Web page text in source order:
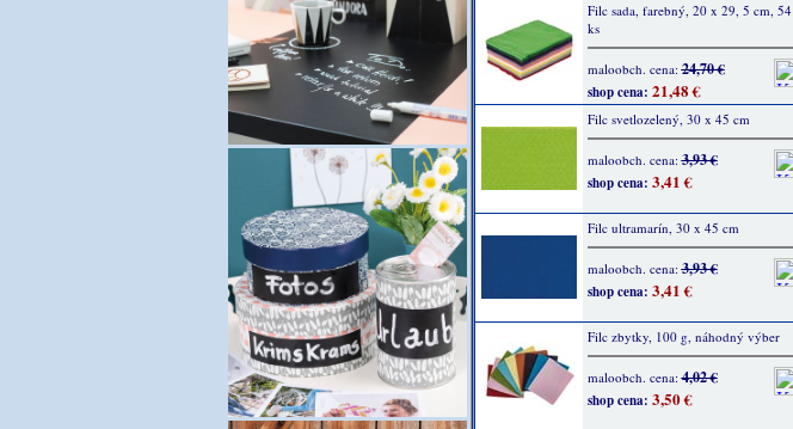
Filc sada, farebný, 20 x 29, 5 cm, 54
ks
maloobch. cena:24,70 €
shop cena: 21,48 €
Filc svetlozelený, 30 x 45 cm
maloobch. cena:3,93 €
shop cena: 3,41 €
Filc ultramarín, 30 x 45 cm
maloobch. cena:3,93 €
shop cena: 3,41 €
Filc zbytky, 100 g, náhodný výber
maloobch. cena:4,02 €
shop cena: 3,50 €